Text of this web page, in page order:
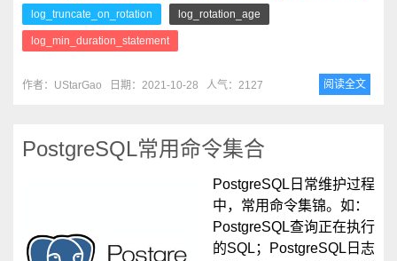
log_truncate_on_rotation log_rotation_age
log_min_duration_statement
作者：UStarGao 日期：2021-10-28 人气：2127 阅读全文
PostgreSQL常用命令集合
PostgreSQL日常维护过程
中，常用命令集锦。如：
PostgreSQL查询正在执行
的SQL；PostgreSQL日志